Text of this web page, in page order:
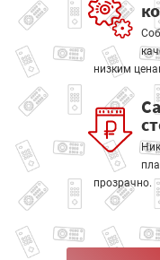
низким
прозрачно.